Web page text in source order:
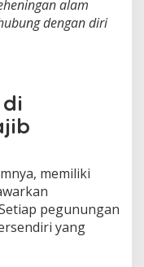
alam
dengan diri
memiliki
pegunungan
yang